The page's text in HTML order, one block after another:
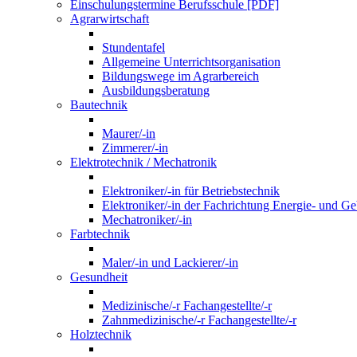
Einschulungstermine Berufsschule [PDF]
Agrarwirtschaft
Stundentafel
Allgemeine Unterrichtsorganisation
Bildungswege im Agrarbereich
Ausbildungsberatung
Bautechnik
Maurer/-in
Zimmerer/-in
Elektrotechnik / Mechatronik
Elektroniker/-in für Betriebstechnik
Elektroniker/-in der Fachrichtung Energie- und
Mechatroniker/-in
Farbtechnik
Maler/-in und Lackierer/-in
Gesundheit
Medizinische/-r Fachangestellte/-r
Zahnmedizinische/-r Fachangestellte/-r
Holztechnik